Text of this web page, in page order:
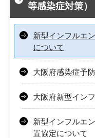
等感染症対策）
新型インフルエ
について
大阪府感染症予
大阪府新型イン
新型インフルエ
置協定について